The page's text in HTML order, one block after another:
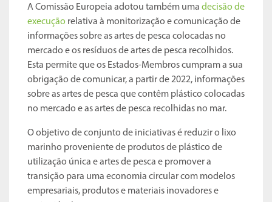
A Comissão Europeia adotou também uma decisão de
execução relativa à monitorização e comunicação de
informações sobre as artes de pesca colocadas no
mercado e os resíduos de artes de pesca recolhidos.
Esta permite que os Estados-Membros cumpram a sua
obrigação de comunicar, a partir de 2022, informações
sobre as artes de pesca que contêm plástico colocadas
no mercado e as artes de pesca recolhidas no mar.
O objetivo de conjunto de iniciativas é reduzir o lixo
marinho proveniente de produtos de plástico de
utilização única e artes de pesca e promover a
transição para uma economia circular com modelos
empresariais, produtos e materiais inovadores e